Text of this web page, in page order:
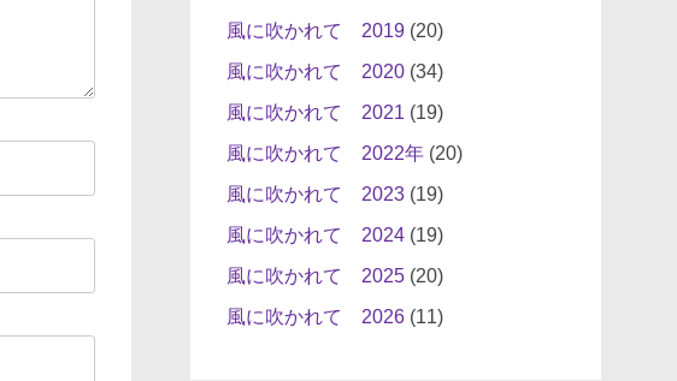
風に吹かれて 2019(20)
風に吹かれて 2020(34)
風に吹かれて 2021 (19)
風に吹かれて 2022年(20)
風に吹かれて 2023(19)
風に吹かれて 2024(19)
風に吹かれて 2025(20)
風に吹かれて 2026(11)